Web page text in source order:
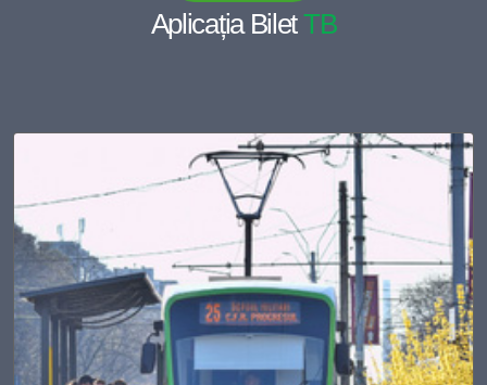
Aplicația BiletTB